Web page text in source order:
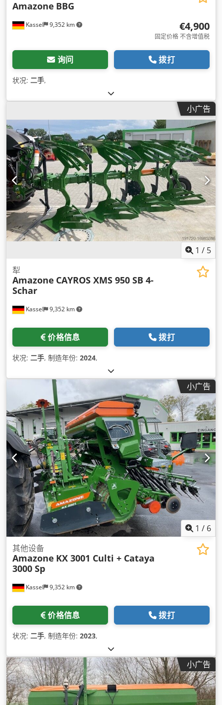
Kassel 9,352 km
Amazone BBG
€4,900
固定价格 不含增值税
询问 拨打
状况: 二手,
小广告
1 / 5
Kassel 9,352 km
犁
Amazone CAYROS XMS 950 SB 4-
Schar
价格信息 拨打
状况: 二手, 制造年份: 2024,
小广告
1 / 6
Kassel 9,352 km
其他设备
Amazone KX 3001 Culti + Cataya
3000 Sp
价格信息 拨打
状况: 二手, 制造年份: 2023,
小广告